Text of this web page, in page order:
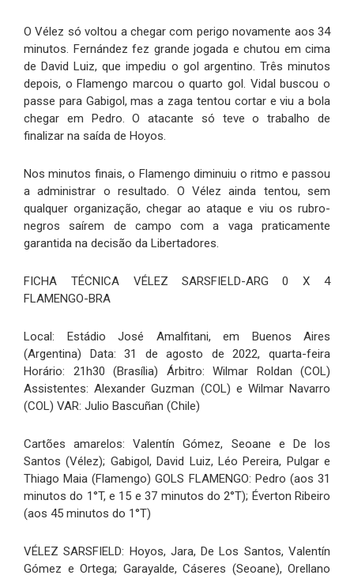
O Vélez só voltou a chegar com perigo novamente aos 34
minutos. Fernández fez grande jogada e chutou em cima
de David Luiz, que impediu o gol argentino. Três minutos
depois, o Flamengo marcou o quarto gol. Vidal buscou o
passe para Gabigol, mas a zaga tentou cortar e viu a bola
chegar em Pedro. O atacante só teve o trabalho de
finalizar na saída de Hoyos.
Nos minutos finais, o Flamengo diminuiu o ritmo e passou
a administrar o resultado. O Vélez ainda tentou, sem
qualquer organização, chegar ao ataque e viu os rubro-
negros saírem de campo com a vaga praticamente
garantida na decisão da Libertadores.
FICHA TÉCNICA VÉLEZ SARSFIELD-ARG 0 X 4
FLAMENGO-BRA
Local: Estádio José Amalfitani, em Buenos Aires
(Argentina) Data: 31 de agosto de 2022, quarta-feira
Horário: 21h30 (Brasília) Árbitro: Wilmar Roldan (COL)
Assistentes: Alexander Guzman (COL) e Wilmar Navarro
(COL) VAR: Julio Bascuñan (Chile)
Cartões amarelos: Valentín Gómez, Seoane e De los
Santos (Vélez); Gabigol, David Luiz, Léo Pereira, Pulgar e
Thiago Maia (Flamengo) GOLS FLAMENGO: Pedro (aos 31
minutos do 1°T, e 15 e 37 minutos do 2°T); Éverton Ribeiro
(aos 45 minutos do 1°T)
VÉLEZ SARSFIELD: Hoyos, Jara, De Los Santos, Valentín
Gómez e Ortega; Garayalde, Cáseres (Seoane), Orellano